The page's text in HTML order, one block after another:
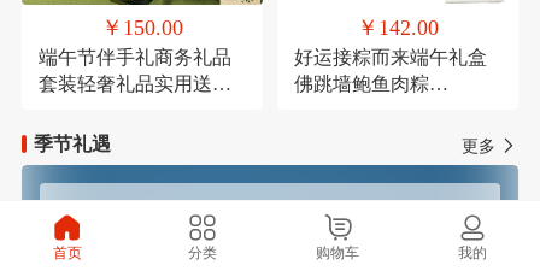
首页 分类 购物车 我的
￥150.00
端午节伴手礼商务礼品
套装轻奢礼品实用送客
品定制logo
￥142.00
好运接粽而来端午礼盒
佛跳墙鲍鱼肉粽
腿肉粽120g*1，鲜肉粽
120g*1，高汤蛋黄鲜肉
粽120g*1，玫瑰豆沙粽
120g*1，芋泥紫薯粽
120g*1，咸鸭蛋
季节礼遇 更多
春季焕新 夏季清凉